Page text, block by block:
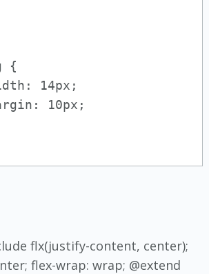
{
14px;
10px;
flx(justify-content, center);
flex-wrap: wrap; @extend